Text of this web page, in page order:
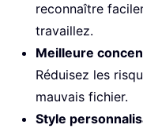
reconnaître
travaillez.
Meilleure
Réduisez les
mauvais fichier.
Style